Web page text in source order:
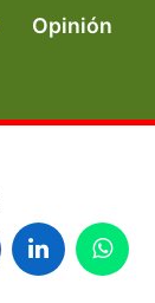
Opinión